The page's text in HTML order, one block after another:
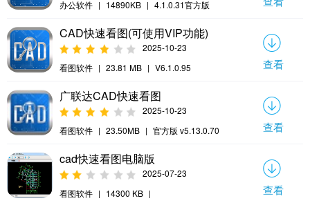
办公软件 | 14890KB | 4.1.0.31官方版
CAD快速看图(可使用VIP功能)
2025-10-23
看图软件 | 23.81 MB | V6.1.0.95 查看
广联达CAD快速看图
2025-10-23
看图软件 | 23.50MB | 官方版 v5.13.0.70 查看
cad快速看图电脑版
2025-07-23
看图软件 | 14300 KB | 查看